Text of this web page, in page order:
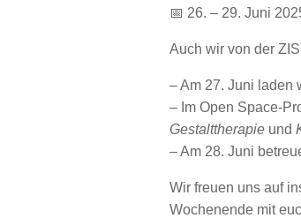
📅 26. – 29. Juni
Auch wir von der
– Am 27. Juni laden
– Im Open Space-
Gestalttherapie und
– Am 28. Juni
Wir freuen uns auf
Wochenende mit